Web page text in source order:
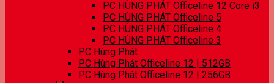
PC HÙNG PHÁT Officeline 12 Core i3
PC HÙNG PHÁT Officeline 5
PC HÙNG PHÁT Officeline 4
PC HÙNG PHÁT Officeline 3
PC Hùng Phát
PC Hùng Phát Officeline 12 | 512GB
PC Hùng Phát Officeline 12 | 256GB